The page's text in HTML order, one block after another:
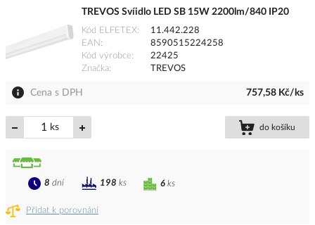
TREVOS Svíidlo LED SB 15W 2200lm/840 IP20
Kód ELFETEX
11.442.228
EAN
8590515224258
Kód výrobce
22425
Značka
TREVOS
Cena s DPH 757,58 Kč/ks
ks do košíku
Přidat k porovnání
6 ks
8 dní 198 ks